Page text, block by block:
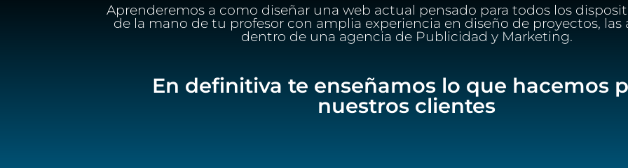
Aprenderemos a como diseñar una web actual pensado para todos los
de la mano de tu profesor con amplia experiencia en diseño de proyectos, las
dentro de una agencia de Publicidad y Marketing.
En definitiva te enseñamos lo que hacemos
nuestros clientes